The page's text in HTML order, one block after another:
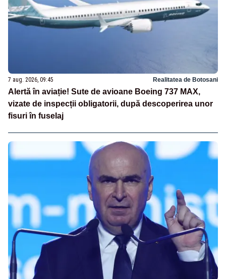
7 aug. 2026, 09:45 Realitatea de Botosani
Alertă în aviație! Sute de avioane Boeing 737 MAX,
vizate de inspecții obligatorii, după descoperirea unor
fisuri în fuselaj